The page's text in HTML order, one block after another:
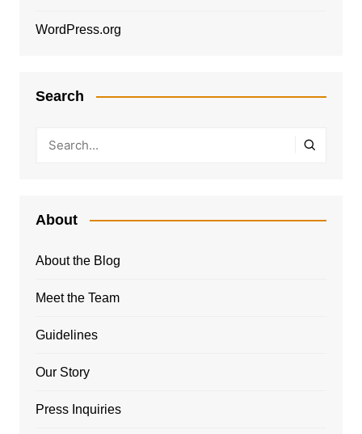
WordPress.org
Search
About
About the Blog
Meet the Team
Guidelines
Our Story
Press Inquiries